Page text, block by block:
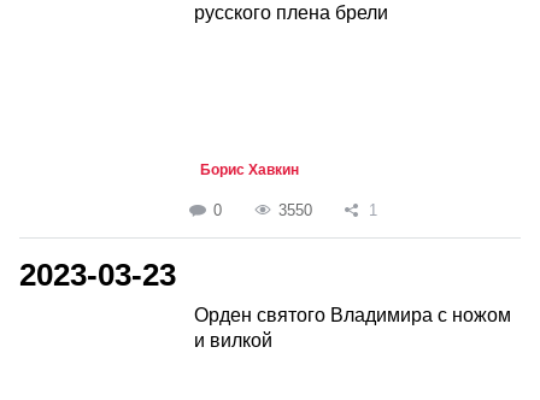
русского плена брели
Борис Хавкин
0 3550 1
2023-03-23
Орден святого Владимира с ножом
и вилкой